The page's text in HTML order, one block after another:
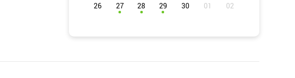
26 27 28 29 30